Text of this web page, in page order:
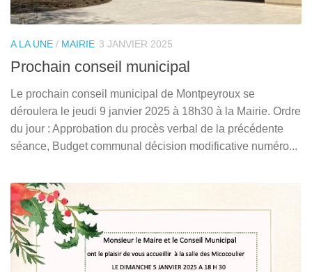
A LA UNE / MAIRIE 3 JANVIER 2025
Prochain conseil municipal
Le prochain conseil municipal de Montpeyroux se
déroulera le jeudi 9 janvier 2025 à 18h30 à la Mairie. Ordre
du jour : Approbation du procès verbal de la précédente
séance, Budget communal décision modificative numéro...